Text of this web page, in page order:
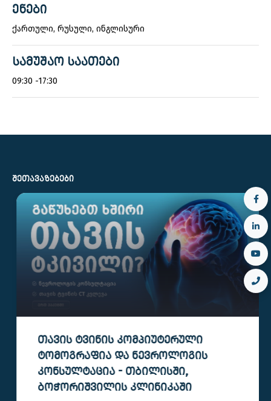
ᲔᲜᲔᲑᲘ
ქართული, რუსული, ინგლისური
ᲡᲐᲛᲣᲨᲐᲝ ᲡᲐᲐᲗᲔᲑᲘ
09:30 -17:30
ᲨᲔᲗᲐᲕᲐᲖᲔᲑᲔᲑᲘ
ᲗᲐᲕᲘᲡ ᲢᲕᲘᲜᲘᲡ ᲙᲝᲛᲞᲘᲣᲢᲔᲠᲣᲚᲘ
ᲢᲝᲛᲝᲒᲠᲐᲤᲘᲐ ᲓᲐ ᲜᲔᲕᲠᲝᲚᲝᲒᲘᲡ
ᲙᲝᲜᲡᲣᲚᲢᲐᲪᲘᲐ - ᲗᲑᲘᲚᲘᲡᲨᲘ,
ᲑᲝᲭᲝᲠᲘᲨᲕᲘᲚᲘᲡ ᲙᲚᲘᲜᲘᲙᲐᲨᲘ